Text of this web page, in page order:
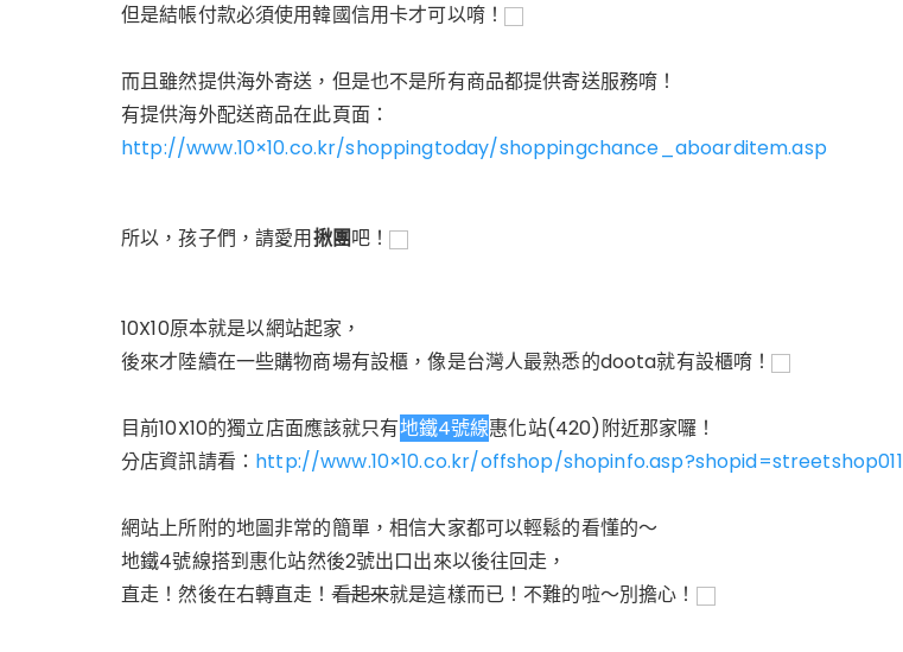
但是結帳付款必須使用韓國信用卡才可以唷！
而且雖然提供海外寄送， 但是也不是所有商品都提供寄送服務唷！
有提供海外配送商品在此頁面：
http://www.10×10.co.kr/shoppingtoday/shoppingchance_aboarditem.asp
所以，孩子們，請愛用揪團吧！
10X10原本就是以網站起家，
後來才陸續在一些購物商場有設櫃，像是台灣人最熟悉的doota就有設櫃唷！
目前10X10的獨立店面應該就只有地鐵4號線惠化站(420)附近那家囉！
分店資訊請看： http://www.10×10.co.kr/offshop/shopinfo.asp?shopid=streetshop011
網站上所附的地圖非常的簡單，相信大家都可以輕鬆的看懂的～
地鐵4號線搭到惠化站然後2號出口出來以後往回走，
直走！然後在右轉直走！看起來就是這樣而已！不難的啦～別擔心！